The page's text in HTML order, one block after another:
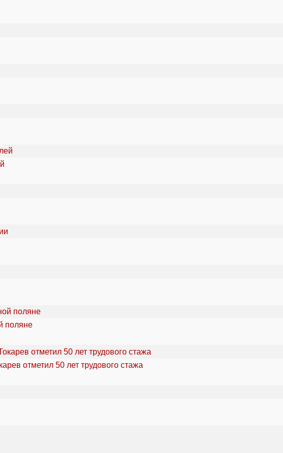
поляне
отметил 50 лет трудового стажа